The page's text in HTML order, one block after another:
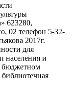
623280,
02 телефон 5-32-
2017г.
для
населения и
бюджетном